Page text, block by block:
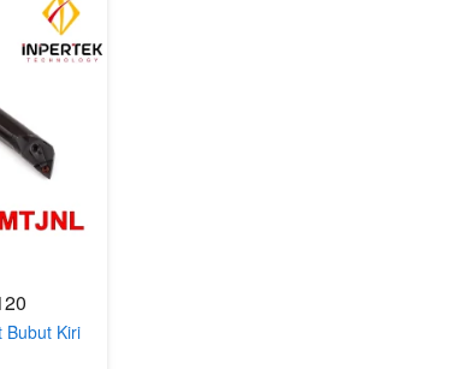
Bubut Kiri